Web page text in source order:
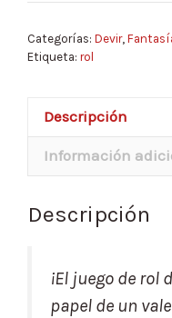
Categorías: Devir,
Etiqueta: rol
Descripción
Información
Descripción
¡El juego de rol
papel de un